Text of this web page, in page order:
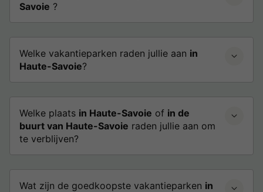
Savoie ?
Welke vakantieparken raden jullie aan in
Haute-Savoie?
Welke plaats in Haute-Savoie of in de
buurt van Haute-Savoie raden jullie aan om
te verblijven?
Wat zijn de goedkoopste vakantieparken in